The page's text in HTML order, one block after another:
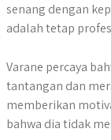
senang dengan
adalah tetap
Varane percaya
tantangan dan
memberikan
bahwa dia tidak